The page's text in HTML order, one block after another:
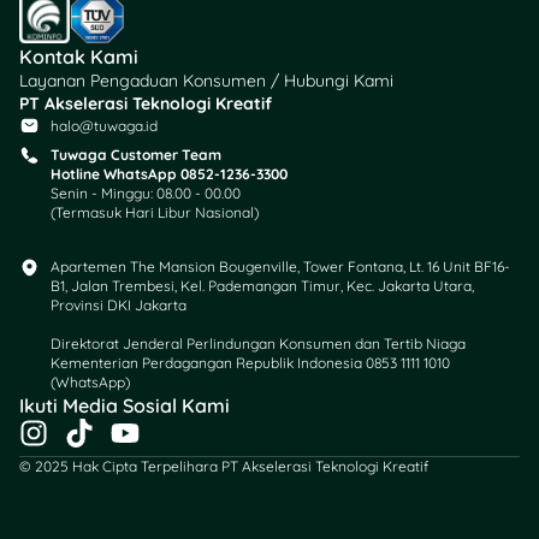
berguna, artikel ini
diharapkan dapat
membantu pembaca
memahami dan memulai
perjalanan mereka menuju
kebebasan finansial
dengan lebih percaya diri
dan terinformasi. Apakah
perjalanan Anda?
Kontak Kami
Layanan Pengaduan Konsumen / Hubungi Kami
PT Akselerasi Teknologi Kreatif
halo@tuwaga.id
Tuwaga Customer Team
Hotline WhatsApp 0852-1236-3300
Senin - Minggu: 08.00 - 00.00
(Termasuk Hari Libur Nasional)
Apartemen The Mansion Bougenville, Tower Fontana, Lt. 16 Unit BF16-
B1, Jalan Trembesi, Kel. Pademangan Timur, Kec. Jakarta Utara,
Provinsi DKI Jakarta
Direktorat Jenderal Perlindungan Konsumen dan Tertib Niaga
Kementerian Perdagangan Republik Indonesia 0853 1111 1010
(WhatsApp)​
Ikuti Media Sosial Kami
I
n
T
i
Y
o
© 2025 Hak Cipta Terpelihara PT Akselerasi Teknologi Kreatif